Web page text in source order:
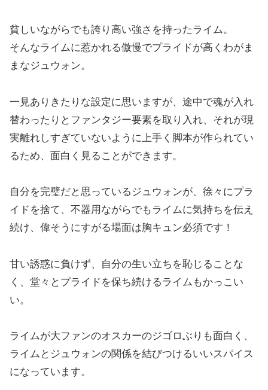
貧しいながらでも誇り高い強さを持ったライム。
そんなライムに惹かれる傲慢でプライドが高くわがま
まなジュウォン。
一見ありきたりな設定に思いますが、途中で魂が入れ
替わったりとファンタジー要素を取り入れ、それが現
実離れしすぎていないように上手く脚本が作られてい
るため、面白く見ることができます。
自分を完璧だと思っているジュウォンが、徐々にプラ
イドを捨て、不器用ながらでもライムに気持ちを伝え
続け、偉そうにすがる場面は胸キュン必須です！
甘い誘惑に負けず、自分の生い立ちを恥じることな
く、堂々とプライドを保ち続けるライムもかっこい
い。
ライムが大ファンのオスカーのジゴロぶりも面白く、
ライムとジュウォンの関係を結びつけるいいスパイス
になっています。